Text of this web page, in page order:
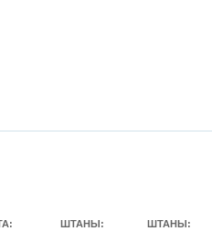
ШТАНЫ:
ШТАНЫ: